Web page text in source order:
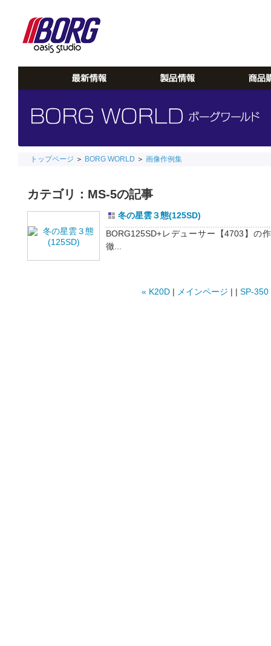
トップページ ＞ BORG WORLD ＞ 画像作例集
カテゴリ：MS-5の記事
冬の星雲３態(125SD)
BORG125SD+レデューサー【4703】
徹...
« K20D | メインページ | | SP-350